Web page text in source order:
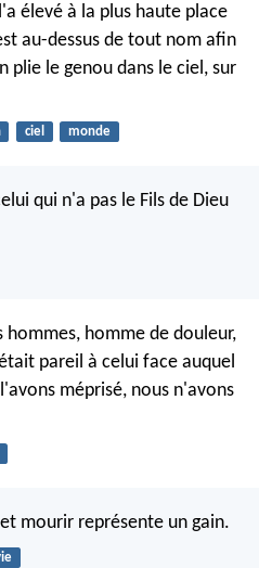
élevé à la plus haute place
au-dessus de tout nom afin
plie le genou dans le ciel, sur
ciel monde
qui n'a pas le Fils de Dieu
hommes, homme de douleur,
pareil à celui face auquel
méprisé, nous n'avons
mourir représente un gain.